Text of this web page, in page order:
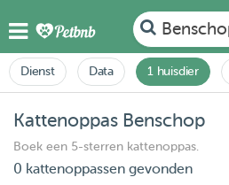
Dienst Data 1 huisdier
Kattenoppas Benschop
Boek een 5-sterren kattenoppas.
0 kattenoppassen gevonden